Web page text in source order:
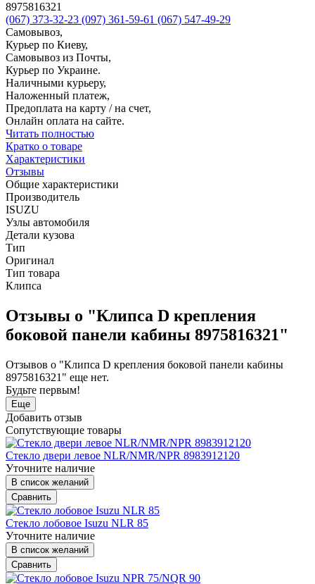
8975816321
(067) 373-32-23 (097) 361-59-61 (067) 547-49-29
Самовывоз,
Курьер по Киеву,
Самовывоз из Почты,
Курьер по Украине.
Наличными курьеру,
Наложенный платеж,
Предоплата на карту / на счет,
Онлайн оплата на сайте.
Читать полностью
Кратко о товаре
Характеристики
Отзывы
Общие характеристики
Производитель
ISUZU
Узлы автомобиля
Детали кузова
Тип
Оригинал
Тип товара
Клипса
Отзывы о "Клипса D крепления
боковой панели кабины 8975816321"
Отзывов о "Клипса D крепления боковой панели кабины
8975816321" еще нет.
Будьте первым!
Еще
Добавить отзыв
Сопутствующие товары
Стекло двери левое NLR/NMR/NPR 8983912120
Уточните наличие
В список желаний
Сравнить
Стекло лобовое Isuzu NLR 85
Уточните наличие
В список желаний
Сравнить